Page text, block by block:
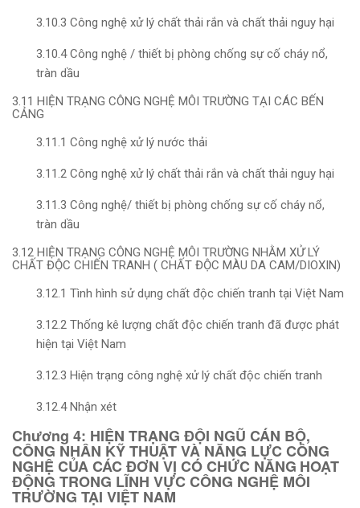
3.10.3 Công nghệ xử lý chất thải rắn và chất thải nguy hại
3.10.4 Công nghệ / thiết bị phòng chống sự cố cháy nổ,
tràn dầu
3.11 HIỆN TRẠNG CÔNG NGHỆ MÔI TRƯỜNG TẠI CÁC BẾN
CẢNG
3.11.1 Công nghệ xử lý nước thải
3.11.2 Công nghệ xử lý chất thải rắn và chất thải nguy hại
3.11.3 Công nghệ/ thiết bị phòng chống sự cố cháy nổ,
tràn dầu
3.12 HIỆN TRẠNG CÔNG NGHỆ MÔI TRƯỜNG NHẰM XỬ LÝ
CHẤT ĐỘC CHIẾN TRANH ( CHẤT ĐỘC MÀU DA CAM/DIOXIN)
3.12.1 Tình hình sử dụng chất độc chiến tranh tại Việt Nam
3.12.2 Thống kê lượng chất độc chiến tranh đã được phát
hiện tại Việt Nam
3.12.3 Hiện trạng công nghệ xử lý chất độc chiến tranh
3.12.4 Nhận xét
Chương 4: HIỆN TRẠNG ĐỘI NGŨ CÁN BỘ,
CÔNG NHÂN KỸ THUẬT VÀ NĂNG LỰC CÔNG
NGHỆ CỦA CÁC ĐƠN VỊ CÓ CHỨC NĂNG HOẠT
ĐỘNG TRONG LĨNH VỰC CÔNG NGHỆ MÔI
TRƯỜNG TẠI VIỆT NAM